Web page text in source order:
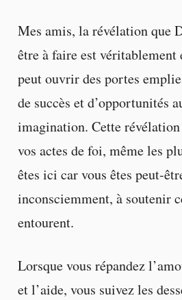
Mes amis, la révélation que
être à faire est
peut ouvrir des portes
de succès et d’opportunités
imagination. Cette
vos actes de foi, même les
êtes ici car vous êtes peut-
inconsciemment, à soutenir
entourent.
Lorsque vous répandez
et l’aide, vous suivez les